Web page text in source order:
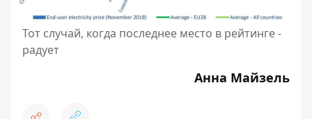
Тот случай, когда последнее место в рейтинге -
радует
Анна Майзель